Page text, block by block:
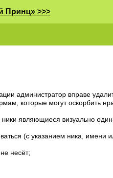
Принц» >>>
администратор вправе
которые могут оскорбить
являющиеся визуально
(с указанием ника, имени
несёт;